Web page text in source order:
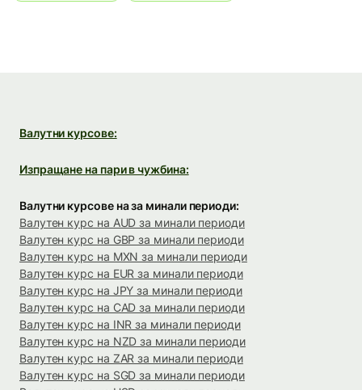
Валутни курсове:
Изпращане на пари в чужбина:
Валутни курсове на за минали периоди:
Валутен курс на AUD за минали периоди
Валутен курс на GBP за минали периоди
Валутен курс на MXN за минали периоди
Валутен курс на EUR за минали периоди
Валутен курс на JPY за минали периоди
Валутен курс на CAD за минали периоди
Валутен курс на INR за минали периоди
Валутен курс на NZD за минали периоди
Валутен курс на ZAR за минали периоди
Валутен курс на SGD за минали периоди